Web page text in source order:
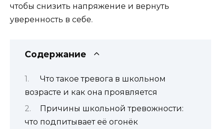
чтобы снизить напряжение и вернуть
уверенность в себе.
Содержание
Что такое тревога в школьном
возрасте и как она проявляется
Причины школьной тревожности:
что подпитывает её огонёк